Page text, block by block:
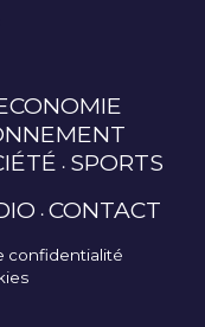
SPORTS
CONTACT
confidentialité